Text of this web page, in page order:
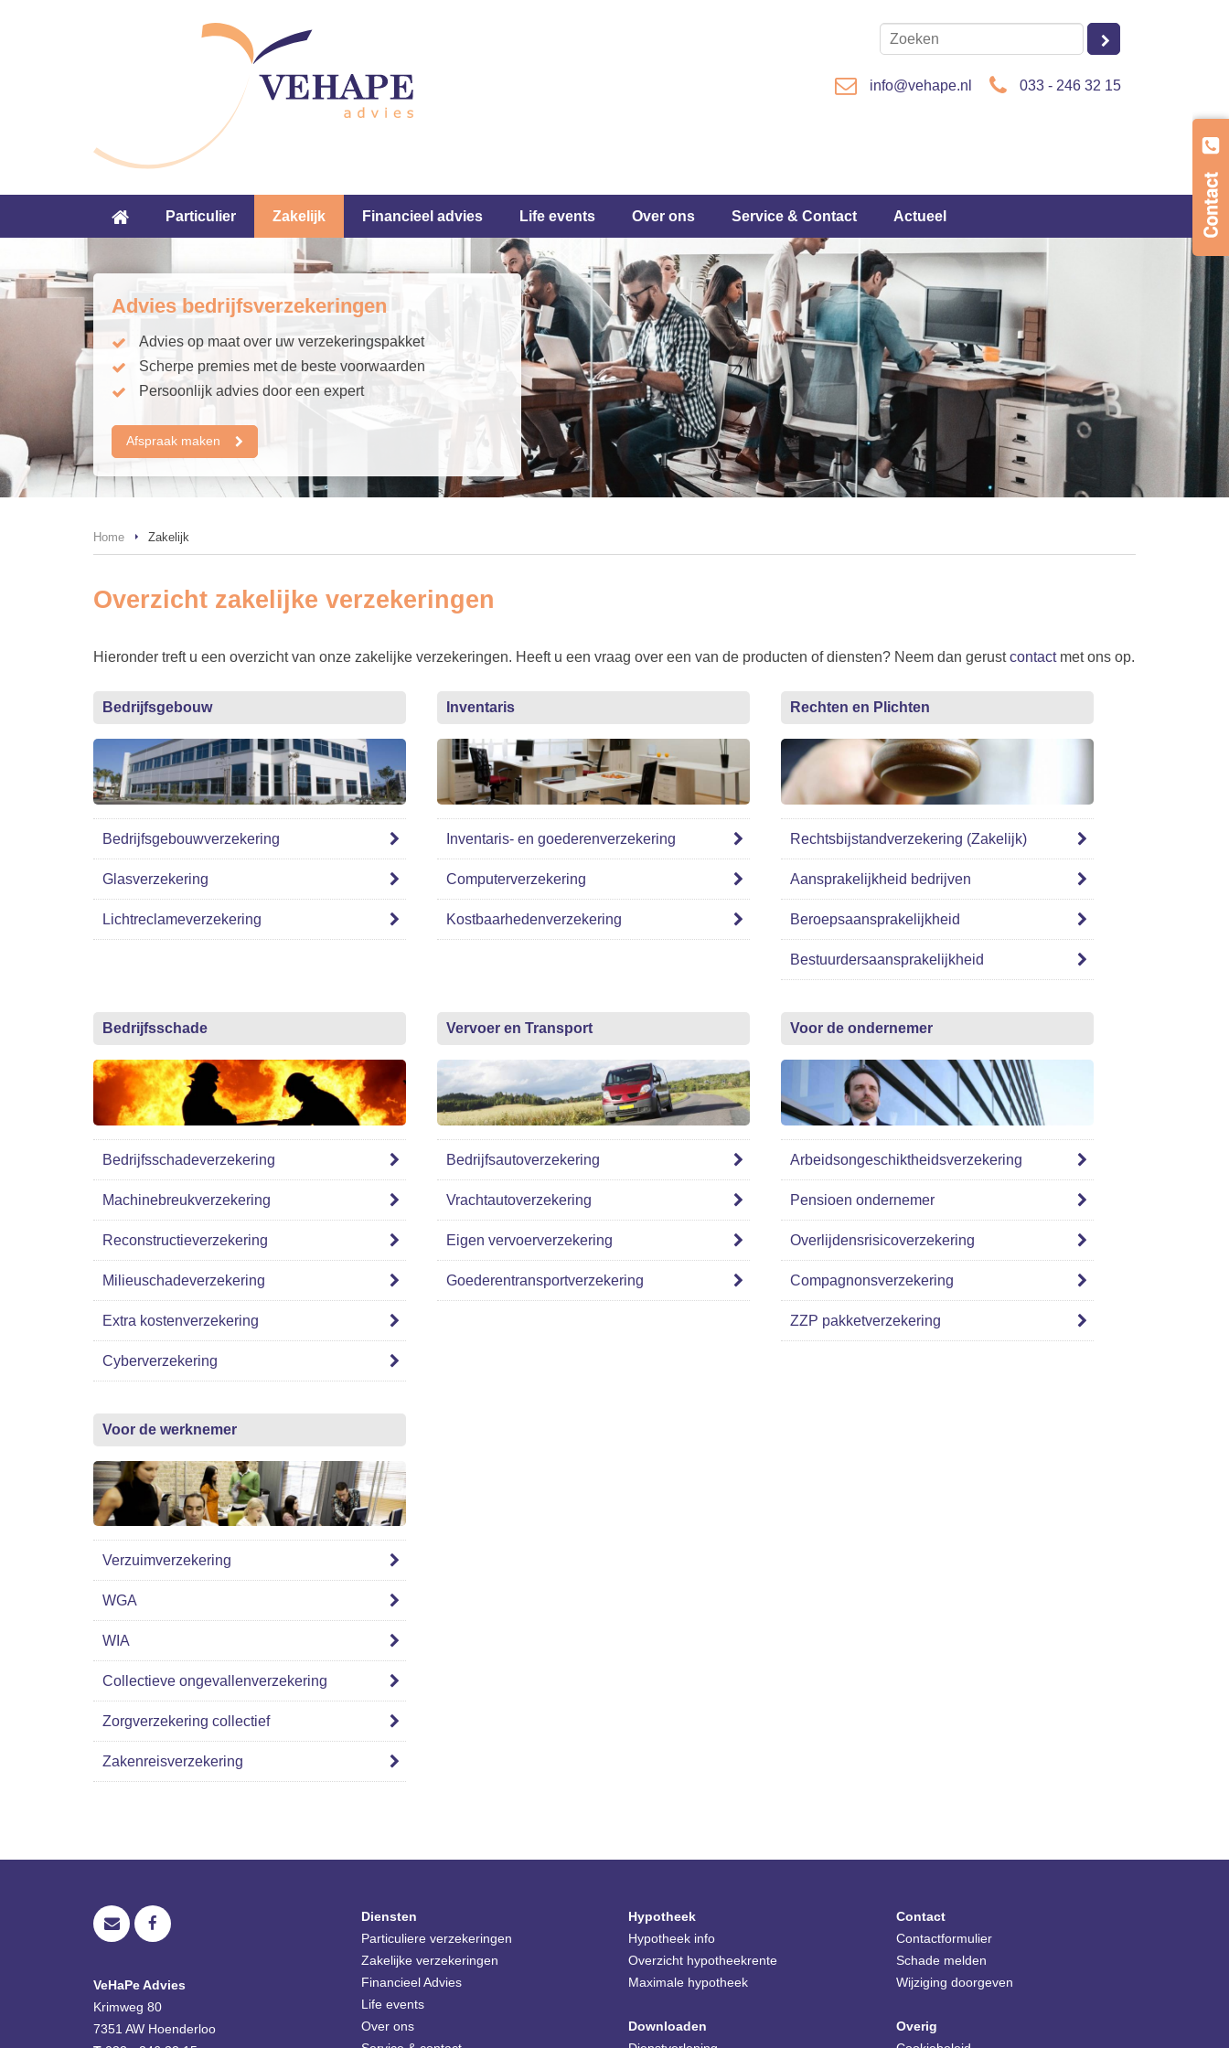
info@vehape.nl 033 - 246 32 15
Particulier Zakelijk Financieel advies Life events Over ons Service & Contact Actueel
Advies bedrijfsverzekeringen
Advies op maat over uw verzekeringspakket
Scherpe premies met de beste voorwaarden
Persoonlijk advies door een expert
Afspraak maken
Home Zakelijk
Overzicht zakelijke verzekeringen
Hieronder treft u een overzicht van onze zakelijke verzekeringen. Heeft u een vraag over een van de producten of diensten? Neem dan gerustcontactmet ons op.
Bedrijfsgebouw
Bedrijfsgebouwverzekering
Glasverzekering
Lichtreclameverzekering
Inventaris
Inventaris- en goederenverzekering
Computerverzekering
Kostbaarhedenverzekering
Rechten en Plichten
Rechtsbijstandverzekering (Zakelijk)
Aansprakelijkheid bedrijven
Beroepsaansprakelijkheid
Bestuurdersaansprakelijkheid
Bedrijfsschade
Bedrijfsschadeverzekering
Machinebreukverzekering
Reconstructieverzekering
Milieuschadeverzekering
Extra kostenverzekering
Cyberverzekering
Vervoer en Transport
Bedrijfsautoverzekering
Vrachtautoverzekering
Eigen vervoerverzekering
Goederentransportverzekering
Voor de ondernemer
Arbeidsongeschiktheidsverzekering
Pensioen ondernemer
Overlijdensrisicoverzekering
Compagnonsverzekering
ZZP pakketverzekering
Voor de werknemer
Verzuimverzekering
WGA
WIA
Collectieve ongevallenverzekering
Zorgverzekering collectief
Zakenreisverzekering
VeHaPe Advies
Krimweg 80
7351 AW Hoenderloo
Diensten
Particuliere verzekeringen
Zakelijke verzekeringen
Financieel Advies
Life events
Over ons
Hypotheek
Hypotheek info
Overzicht hypotheekrente
Maximale hypotheek
Downloaden
Contact
Contactformulier
Schade melden
Wijziging doorgeven
Overig